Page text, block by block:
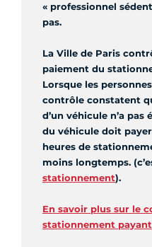
« professionnel
pas.
La Ville de Paris
paiement du
Lorsque les
contrôle constatent
d’un véhicule n’a
du véhicule doit
heures de
moins longtemps.
stationnement).
En savoir plus sur le
stationnement payant